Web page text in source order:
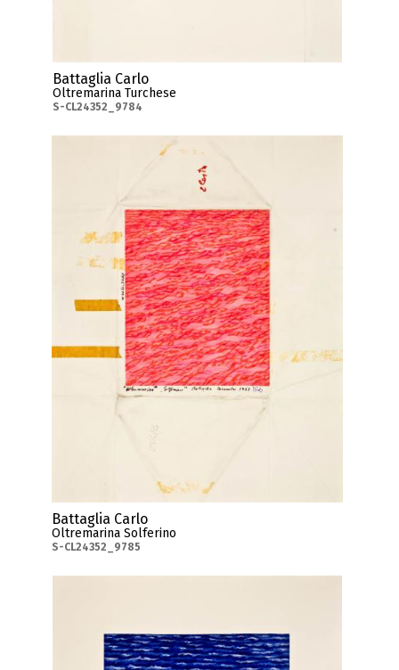
Battaglia Carlo
Oltremarina Turchese
S-CL24352_9784
Battaglia Carlo
Oltremarina Solferino
S-CL24352_9785